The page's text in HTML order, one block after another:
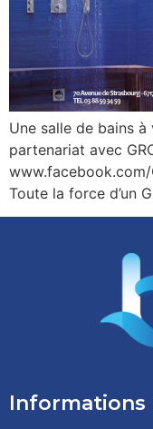
Une salle de bains
partenariat avec
www.facebook.com/
Toute la force d’un
Informations